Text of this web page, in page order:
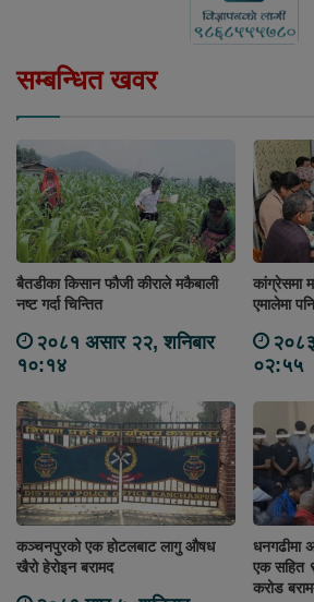
सम्बन्धित खवर
बैतडीका किसान फौजी कीराले मकैबाली
नष्ट गर्दा चिन्तित
२०८१ असार २२, शनिबार
१०:१४
कांग्रेसमा
एमालेमा
०२:५५
कञ्चनपुरको एक होटलबाट लागु औषध
खैरो हेरोइन बरामद
धनगढीमा
एक सहित
करोड